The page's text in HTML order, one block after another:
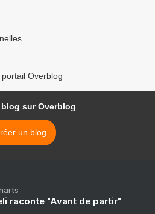
Overblog
blog sur Overblog
un blog
raconte "Avant de partir"